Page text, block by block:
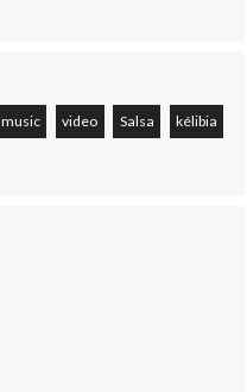
music video Salsa kélibia